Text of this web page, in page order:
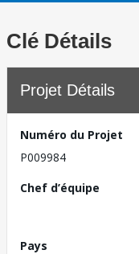
Clé Détails
Projet Détails
Numéro du Projet
P009984
Chef d’équipe
Pays